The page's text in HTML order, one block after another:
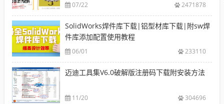
07/22 2471878
SolidWorks焊件库下载|铝型材库下载|附sw焊
件库添加配置使用教程
06/01 233110
迈迪工具集V6.0破解版注册码下载附安装方法
11/20 304696